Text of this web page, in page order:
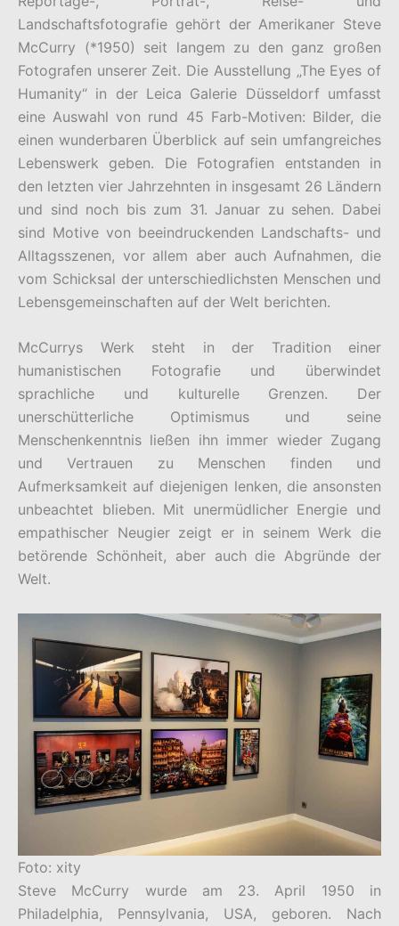
Landschaftsfotografie gehört der Amerikaner Steve
McCurry (*1950) seit langem zu den ganz großen
Fotografen unserer Zeit. Die Ausstellung „The Eyes of
Humanity“ in der Leica Galerie Düsseldorf umfasst
eine Auswahl von rund 45 Farb-Motiven: Bilder, die
einen wunderbaren Überblick auf sein umfangreiches
Lebenswerk geben. Die Fotografien entstanden in
den letzten vier Jahrzehnten in insgesamt 26 Ländern
und sind noch bis zum 31. Januar zu sehen. Dabei
sind Motive von beeindruckenden Landschafts- und
Alltagsszenen, vor allem aber auch Aufnahmen, die
vom Schicksal der unterschiedlichsten Menschen und
Lebensgemeinschaften auf der Welt berichten.
McCurrys Werk steht in der Tradition einer
humanistischen Fotografie und überwindet
sprachliche und kulturelle Grenzen. Der
unerschütterliche Optimismus und seine
Menschenkenntnis ließen ihn immer wieder Zugang
und Vertrauen zu Menschen finden und
Aufmerksamkeit auf diejenigen lenken, die ansonsten
unbeachtet blieben. Mit unermüdlicher Energie und
empathischer Neugier zeigt er in seinem Werk die
betörende Schönheit, aber auch die Abgründe der
Welt.
Foto: xity
Steve McCurry wurde am 23. April 1950 in
Philadelphia, Pennsylvania, USA, geboren. Nach